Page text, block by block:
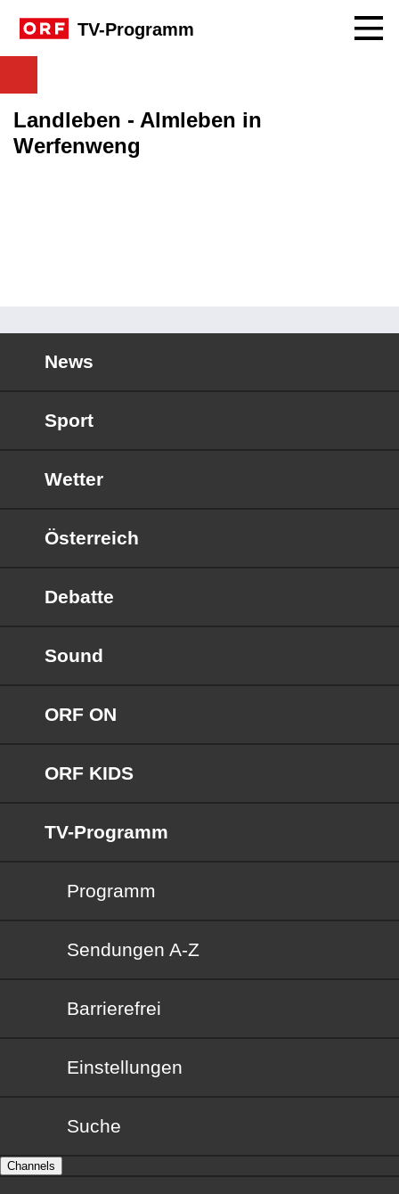
TV-Programm
Landleben - Almleben in
Werfenweng
News
Sport
Wetter
Österreich
Debatte
Sound
ORF ON
ORF KIDS
TV-Programm
Programm
Sendungen von A bis Z
Sendungen A-Z
Barrierefrei
Barrierefrei
Einstellungen
Suche
Channels